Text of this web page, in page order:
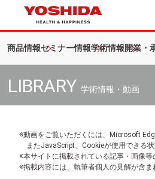
商品情報セミナー情報学術情報開業・
LIBRARY 学術情報・動画
※動画をご覧いただくには、Microsoft
またJavaScript、Cookieが使用できる状
※本サイトに掲載されている記事・画像等
※掲載内容には、執筆者個人の見解が含ま